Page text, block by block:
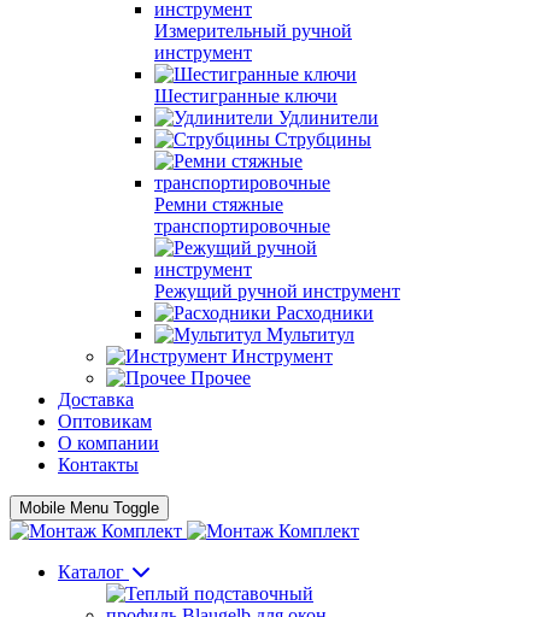
Измерительный ручной
инструмент
Шестигранные ключи
Удлинители
Струбцины
Ремни стяжные
транспортировочные
Режущий ручной инструмент
Расходники
Мультитул
Инструмент
Прочее
Доставка
Оптовикам
О компании
Контакты
Mobile Menu Toggle
Каталог